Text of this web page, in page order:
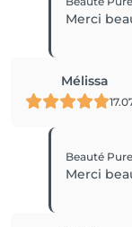
Merci
Mélissa
Beauté Pure
Merci